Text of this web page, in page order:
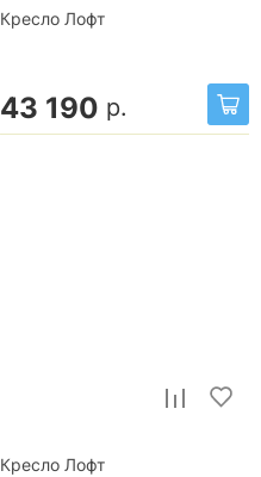
Кресло Лофт
43 190 р.
Кресло Лофт